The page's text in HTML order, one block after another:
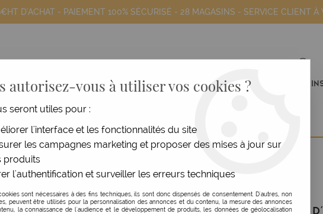
D'ACHAT - PAIEMENT 100% SÉCURISÉ - 28 MAGASINS - SERVICE CLIENT À
Hygiène >Masque réutilisable en nid d'abeille
KODEV
MASQUE RÉUTILISABLE EN NID
autorisez-vous à utiliser vos cookies ?
seront utiles pour :
l'interface et les fonctionnalités du site
les campagnes marketing et proposer des mises à jour sur
produits
l'authentification et surveiller les erreurs techniques
sont nécessaires à des fins techniques, ils sont donc dispensés de consentement. D'autres, non
peuvent être utilisés pour la personnalisation des annonces et du contenu, la mesure des annonces
la connaissance de l'audience et le développement de produits, les données de géolocalisation